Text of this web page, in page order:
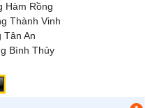
Hàm Rồng
Thành Vinh
Tân An
Bình Thủy